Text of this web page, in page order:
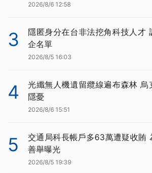
2026/8/6 12:58
3
隱匿身分在台非法挖角科技人才
企名單
2026/8/5 16:03
4
光纖無人機遺留纜線遍布森林 烏
隱憂
2026/8/6 15:51
5
交通局科長帳戶多63萬遭疑收賄
善舉曝光
2026/8/5 19:39